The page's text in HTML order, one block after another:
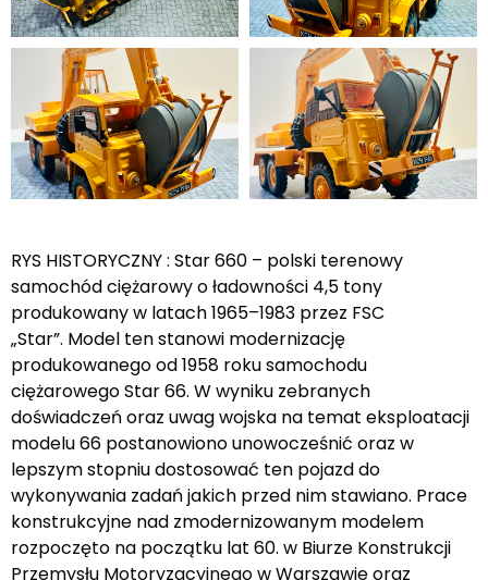
RYS HISTORYCZNY : Star 660 – polski terenowy
samochód ciężarowy o ładowności 4,5 tony
produkowany w latach 1965–1983 przez FSC
„Star”. Model ten stanowi modernizację
produkowanego od 1958 roku samochodu
ciężarowego Star 66. W wyniku zebranych
doświadczeń oraz uwag wojska na temat eksploatacji
modelu 66 postanowiono unowocześnić oraz w
lepszym stopniu dostosować ten pojazd do
wykonywania zadań jakich przed nim stawiano. Prace
konstrukcyjne nad zmodernizowanym modelem
rozpoczęto na początku lat 60. w Biurze Konstrukcji
Przemysłu Motoryzacyjnego w Warszawie oraz